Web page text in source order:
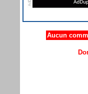
Aucun